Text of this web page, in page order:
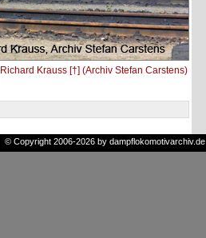
Richard Krauss [†] (Archiv Stefan Carstens)
© Copyright 2006-2026 by dampflokomotivarchiv.de